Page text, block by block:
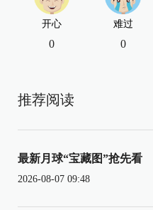
开心
0
难过
0
推荐阅读
最新月球“宝藏图”抢先看
2026-08-07 09:48